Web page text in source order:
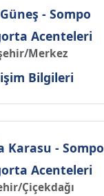
- Sompo
Acenteleri
Merkez
Bilgileri
Karasu - Sompo
Acenteleri
Çiçekdağı